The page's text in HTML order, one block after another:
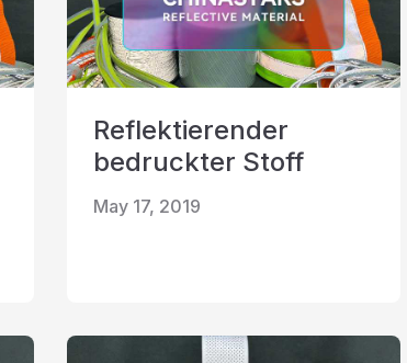
Reflektierender
bedruckter Stoff
May 17, 2019